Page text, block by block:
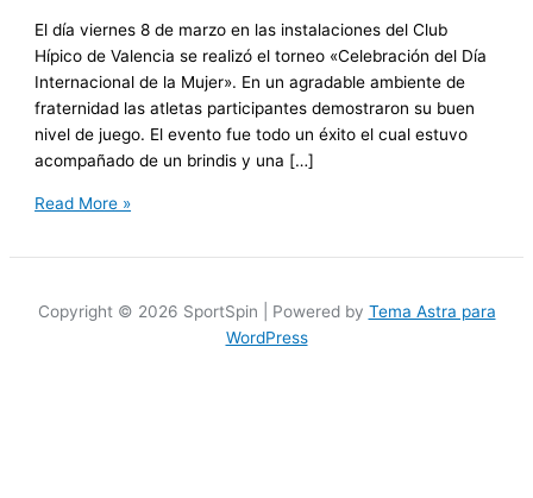
El día viernes 8 de marzo en las instalaciones del Club
Hípico de Valencia se realizó el torneo «Celebración del Día
Internacional de la Mujer». En un agradable ambiente de
fraternidad las atletas participantes demostraron su buen
nivel de juego. El evento fue todo un éxito el cual estuvo
acompañado de un brindis y una […]
Read More »
Copyright © 2026 SportSpin | Powered by Tema Astra para
WordPress